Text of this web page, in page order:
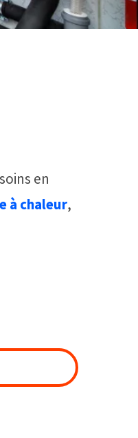
en
à chaleur,